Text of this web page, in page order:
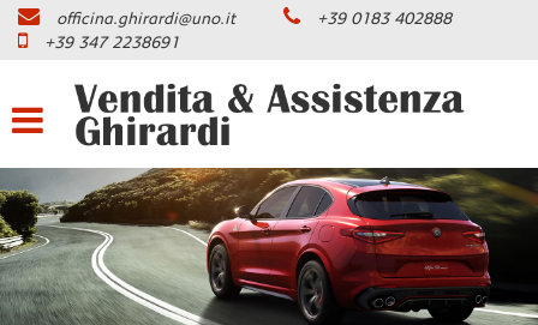
HOME
VEICOLI COMMERCIALI
ROMANITAL
LISTA VEICOLI
ACQUISTIAMO USATO
officina.ghirardi@uno.it
+39 0183 402888
+39 347 2238691